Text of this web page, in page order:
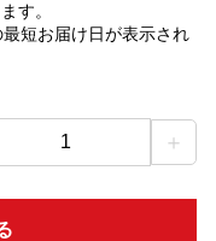
す。
短お届け日が表示され
1 ＋